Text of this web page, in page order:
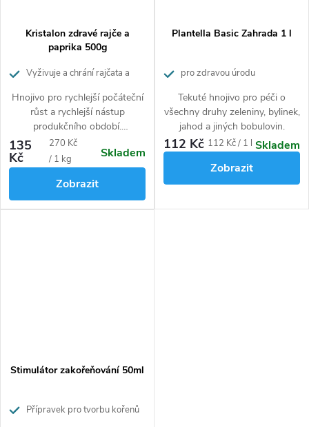
Kristalon zdravé rajče a
paprika 500g
Vyživuje a chrání rajčata a
Hnojivo pro rychlejší počáteční
růst a rychlejší nástup
produkčního období.
Mikroprvky chrání před
černáním plodů a hnilobou
špiček.
135
Kč
Měrná
cena:
270 Kč
/ 1 kg
Skladem
Zobrazit
Plantella Basic Zahrada 1 l
pro zdravou úrodu
Tekuté hnojivo pro péči o
všechny druhy zeleniny, bylinek,
jahod a jiných bobulovin.
112 Kč Měrná
112 Kč / 1 l Skladem
Zobrazit
Stimulátor zakořeňování 50ml
Přípravek pro tvorbu kořenů